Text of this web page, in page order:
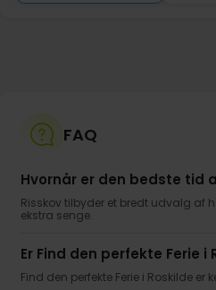
FAQ
Hvornår er den bedste tid
Risskov tilbyder et bredt udvalg af
ekstra senge.
Er Find den perfekte Ferie
Find den perfekte Ferie i Roskilde